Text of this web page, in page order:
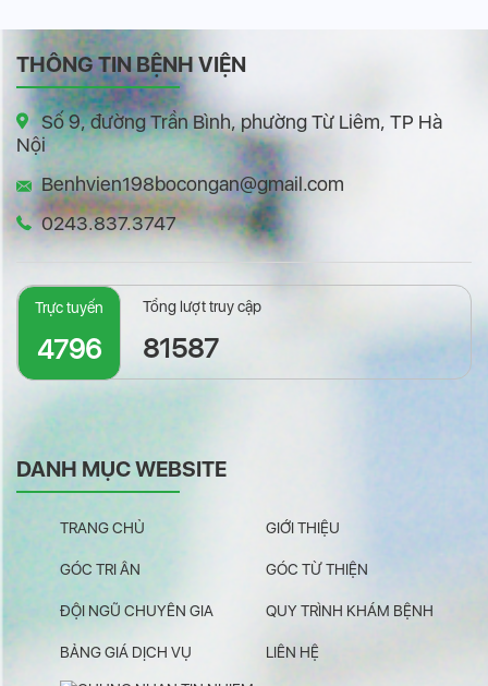
THÔNG TIN BỆNH VIỆN
Số 9, đường Trần Bình, phường Từ Liêm, TP Hà
Nội
Benhvien198bocongan@gmail.com
0243.837.3747
Trực tuyến
4796
Tổng lượt truy cập
81587
DANH MỤC WEBSITE
TRANG CHỦ GIỚI THIỆU
GÓC TRI ÂN GÓC TỪ THIỆN
ĐỘI NGŨ CHUYÊN GIA QUY TRÌNH KHÁM BỆNH
BẢNG GIÁ DỊCH VỤ LIÊN HỆ